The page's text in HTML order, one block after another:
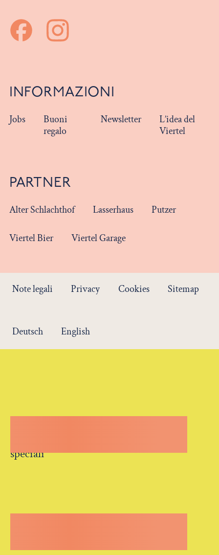
INFORMAZIONI
Jobs
Buoni
regalo
Newsletter
L’idea del
Viertel
PARTNER
Alter Schlachthof Lasserhaus Putzer
Viertel Bier Viertel Garage
Note legali Privacy Cookies Sitemap
Deutsch English